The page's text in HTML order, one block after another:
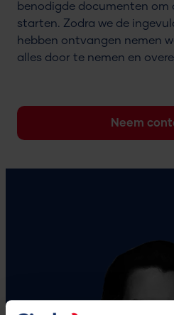
benodigde documenten om
starten. Zodra we de
hebben ontvangen nemen
alles door te nemen en
Neem